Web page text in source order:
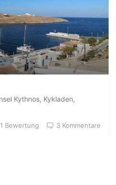
Kythnos, Kykladen,
1 Bewertung 3 Kommentare